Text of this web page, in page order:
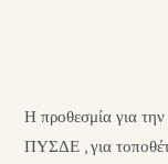
Η προθεσμία για
ΠΥΣΔΕ , για